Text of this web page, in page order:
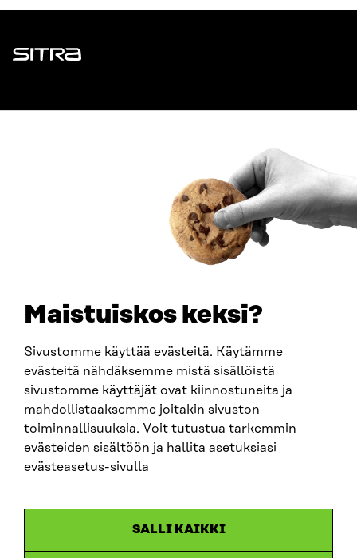
Maistuiskos keksi?
Sivustomme käyttää evästeitä. Käytämme
evästeitä nähdäksemme mistä sisällöistä
sivustomme käyttäjät ovat kiinnostuneita ja
mahdollistaaksemme joitakin sivuston
toiminnallisuuksia. Voit tutustua tarkemmin
evästeiden sisältöön ja hallita asetuksiasi
evästeasetus-sivulla
SALLI KAIKKI
Sitra
firstname.lastname@sitra.fi
SITRA ON SOCIAL MEDIA
LinkedIn
Instagram